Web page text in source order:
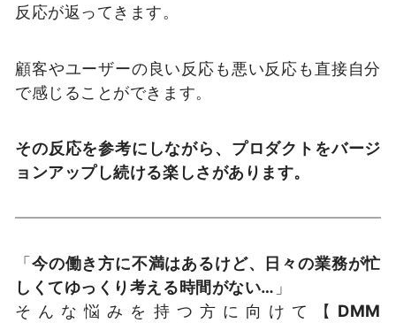
反応が返ってきます。
顧客やユーザーの良い反応も悪い反応も直接自分
で感じることができます。
その反応を参考にしながら、プロダクトをバージ
ョンアップし続ける楽しさがあります。
「今の働き方に不満はあるけど、日々の業務が忙
しくてゆっくり考える時間がない… 」
そんな悩みを持つ方に向けて【 DMM